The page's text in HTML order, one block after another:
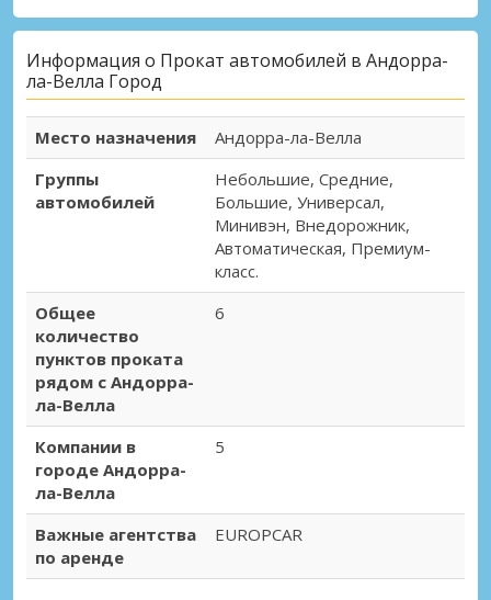
Информация о Прокат автомобилей в Андорра-
ла-Велла Город
Место назначения
Андорра-ла-Велла
Группы
автомобилей
Небольшие, Средние,
Большие, Универсал,
Минивэн, Внедорожник,
Автоматическая, Премиум-
класс.
Общее
количество
пунктов проката
рядом с Андорра-
ла-Велла
6
Компании в
городе Андорра-
ла-Велла
5
Важные агентства
по аренде
EUROPCAR